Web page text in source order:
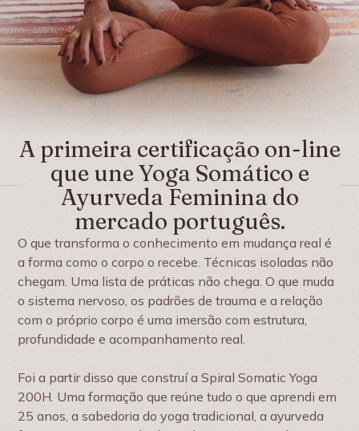
A primeira certificação on-line
que une Yoga Somático e
Ayurveda Feminina do
mercado português.
O que transforma o conhecimento em mudança real é
a forma como o corpo o recebe. Técnicas isoladas não
chegam. Uma lista de práticas não chega. O que muda
o sistema nervoso, os padrões de trauma e a relação
com o próprio corpo é uma imersão com estrutura,
profundidade e acompanhamento real.
Foi a partir disso que construí a Spiral Somatic Yoga
200H. Uma formação que reúne tudo o que aprendi em
25 anos, a sabedoria do yoga tradicional, a ayurveda